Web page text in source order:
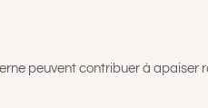
peuvent contribuer à apaiser